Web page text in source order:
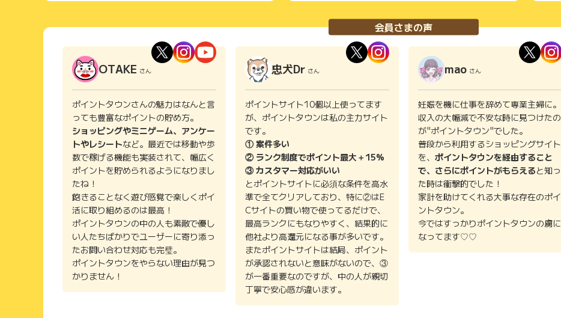
会員さまの声
OTAKE さん
ポイントタウンさんの魅力はなんと言
っても豊富なポイントの貯め方。
ショッピングやミニゲーム、アンケー
トやレシートなど。最近では移動や歩
数で稼げる機能も実装されて、幅広く
ポイントを貯められるようになりまし
たね！
飽きることなく遊び感覚で楽しくポイ
活に取り組めるのは最高！
ポイントタウンの中の人も素敵で優し
い人たちばかりでユーザーに寄り添っ
たお問い合わせ対応も完璧。
ポイントタウンをやらない理由が見つ
かりません！
忠犬Dr さん
ポイントサイト10個以上使ってます
が、ポイントタウンは私の主力サイト
です。
① 案件多い
② ランク制度でポイント最大＋15%
③ カスタマー対応がいい
とポイントサイトに必須な条件を高水
準で全てクリアしており、特に②はE
Cサイトの買い物で使ってるだけで、
最高ランクにもなりやすく、結果的に
他社より高還元になる事が多いです。
またポイントサイトは結局、ポイント
が承認されないと意味がないので、③
が一番重要なのですが、中の人が親切
丁寧で安心感が違います。
mao さん
妊娠を機に仕事を辞めて専業主婦に。
収入の大幅減で不安な時に見つけたの
が"ポイントタウン"でした。
普段から利用するショッピングサイト
を、 ポイントタウンを経由すること
で、さらにポイントがもらえると知っ
た時は衝撃的でした！
家計を助けてくれる大事な存在のポイ
ントタウン。
今ではすっかりポイントタウンの虜に
なってます♡♡